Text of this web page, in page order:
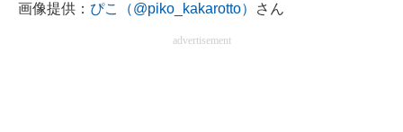
画像提供： ぴこ（@piko_kakarotto） さん
advertisement